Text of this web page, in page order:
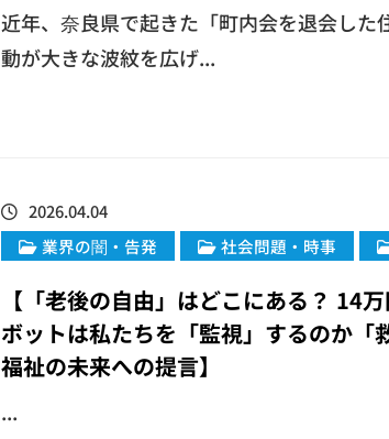
近年、奈良県で起きた「町内会を退会し
動が大きな波紋を広げ...
2026.04.04
業界の闇・告発
社会問題・時事
【「老後の自由」はどこにある？ 14
ボットは私たちを「監視」するのか
福祉の未来への提言】
...